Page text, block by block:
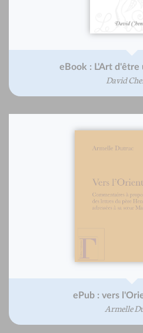
eBook : L'Art
David
ePub : vers
Armelle